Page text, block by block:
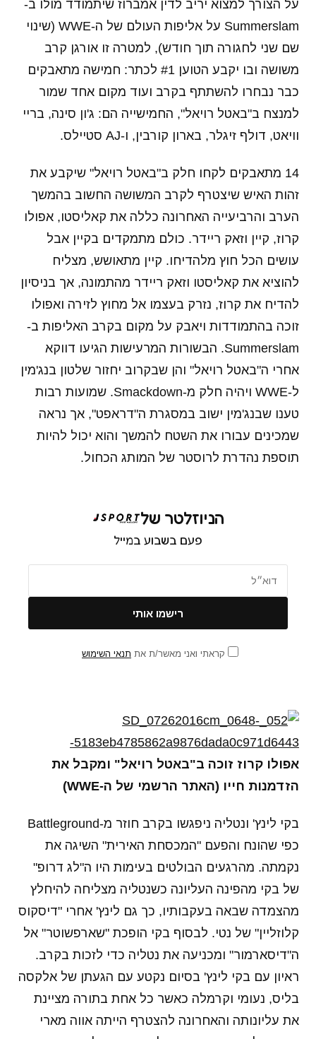
על הצורך למצוא יריב לדין אמברוז שיתמודד מולו ב-
Summerslam על אליפות העולם של ה-WWE (שינוי
שם שני לחגורה תוך חודש), למטרה זו אורגן קרב
משושה ובו יקבע הטוען #1 לכתר: חמישה מתאבקים
כבר נבחרו להשתתף בקרב ועוד מקום אחד שמור
למנצח ב"באטל רויאל", החמישייה הם: ג'ון סינה, בריי
וויאט, דולף זיגלר, בארון קורבין, ו-AJ סטיילס.
14 מתאבקים לקחו חלק ב"באטל רויאל" שיקבע את
זהות האיש שיצטרף לקרב המשושה החשוב בהמשך
הערב והרביעייה האחרונה כללה את קאליסטו, אפולו
קרוז, קיין וזאק ריידר. כולם מתמקדים בקיין אבל
עושים הכל חוץ מלהדיחו. קיין מתאושש, מצליח
להוציא את קאליסטו וזאק ריידר מהתמונה, אך בניסיון
להדיח את קרוז, נזרק בעצמו אל מחוץ לזירה ואפולו
זוכה בהתמודדות ויאבק על מקום בקרב האליפות ב-
Summerslam. הבשורות המרעישות הגיעו דווקא
אחרי ה"באטל רויאל" והן שבקרוב יחזור שלטון בנג'מין
ל-WWE ויהיה חלק מ-Smackdown. שמועות רבות
טענו שבנג'מין ישוב במסגרת ה"דראפט", אך נראה
שמכינים עבורו את השטח להמשך והוא יכול להיות
תוספת נהדרת לרוסטר של המותג הכחול.
הניוזלטר של
פעם בשבוע במייל
קראתי ואני מאשר/ת את תנאי השימוש
אפולו קרוז זוכה ב"באטל רויאל" ומקבל את
הזדמנות חייו (האתר הרשמי של ה-WWE)
בקי לינץ' ונטליה ניפגשו בקרב חוזר מ-Battleground
כפי שהונח והפעם "המכסחת האירית" השיגה את
נקמתה. מהרגעים הבולטים בעימות היו ה"לג דרופ"
של בקי מהפינה העליונה כשנטליה מצליחה להיחלץ
מהצמדה שבאה בעקבותיו, כך גם לינץ' אחרי "דיסקוס
קלוזליין" של נטי. לבסוף בקי הופכת "שארפשוטר" אל
ה"דיסארמור" ומכניעה את נטליה כדי לזכות בקרב.
ראיון עם בקי לינץ' בסיום נקטע עם הגעתן של אלקסה
בליס, נעומי וקרמלה כאשר כל אחת בתורה מציינת
את עליונותה והאחרונה להצטרף הייתה אווה מארי